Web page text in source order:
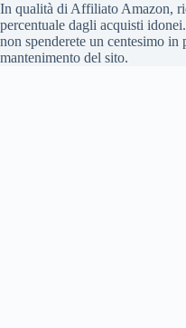
In qualità di Affiliato Amazon,
percentuale dagli acquisti
non spenderete un centesimo
mantenimento del sito.